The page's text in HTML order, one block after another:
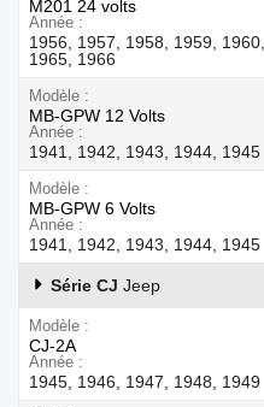
M201 24 volts
Année
1956, 1957, 1958, 1959,
1965, 1966
Modèle
MB-GPW 12 Volts
Année
1941, 1942, 1943, 1944, 1945
Modèle
MB-GPW 6 Volts
Année
1941, 1942, 1943, 1944, 1945
Série CJ Jeep
Modèle
CJ-2A
Année
1945, 1946, 1947, 1948, 1949